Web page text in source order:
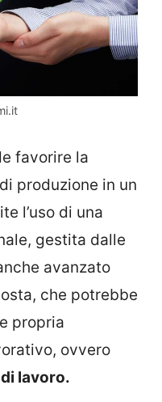
favorire la
produzione in un
l’uso di una
gestita dalle
avanzato
che potrebbe
propria
ovvero
lavoro.